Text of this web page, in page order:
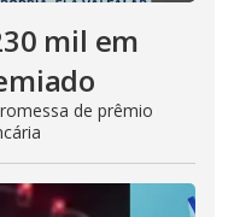
mil em
de prêmio